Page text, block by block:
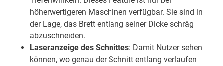
höherwertigeren Maschinen verfügbar. Sie sind in
der Lage, das Brett entlang seiner Dicke schräg
abzuschneiden.
Laseranzeige des Schnittes: Damit Nutzer sehen
können, wo genau der Schnitt entlang verlaufen